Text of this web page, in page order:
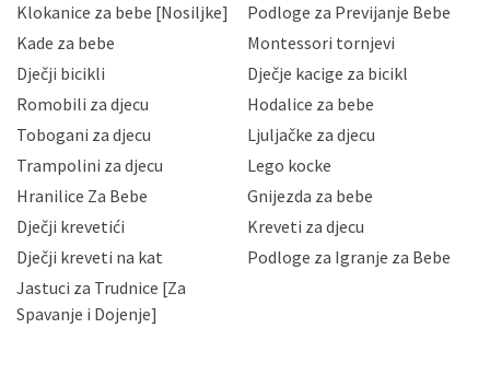
Hrvatske, a uvijek uz primjenu odgovarajućih tehničkih i
sigurnosnih mjera zaštite osobnih podataka od
neovlaštenog pristupa, zlouporabe, otkrivanja,
gubitka ili uništenja. Mae.hr štiti privatnost svojih
korisnika i posjetitelja web stranica, čuva povjerljivost
Vaših osobnih podataka te omogućava pristup i
priopćavanje osobnih podataka samo onim svojim
zaposlenicima kojima su isti potrebni radi provedbe
slučajevima koji su dozvoljeni zakonima. Napominjemo
da možete u svako doba, u potpunosti ili djelomice,
zatražiti prestanak aktivnosti obrade Vaših osobnih
podataka. Opoziv privole možete podnijeti poštom na
gore navedenu adresu ili e-mailom na adresu:
Klokanice za bebe [Nosiljke]
Podloge za Previjanje Bebe
Kade za bebe
Montessori tornjevi
Dječji bicikli
Dječje kacige za bicikl
Romobili za djecu
Hodalice za bebe
Tobogani za djecu
Ljuljačke za djecu
Trampolini za djecu
Lego kocke
Hranilice Za Bebe
Gnijezda za bebe
Dječji krevetići
Kreveti za djecu
Dječji kreveti na kat
Podloge za Igranje za Bebe
Jastuci za Trudnice [Za
Spavanje i Dojenje]